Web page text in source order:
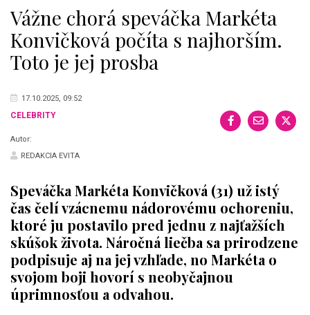
Vážne chorá speváčka Markéta
Konvičková počíta s najhorším.
Toto je jej prosba
17.10.2025, 09:52
CELEBRITY
Autor:
REDAKCIA EVITA
Speváčka Markéta Konvičková (31) už istý
čas čelí vzácnemu nádorovému ochoreniu,
ktoré ju postavilo pred jednu z najťažších
skúšok života. Náročná liečba sa prirodzene
podpisuje aj na jej vzhľade, no Markéta o
svojom boji hovorí s neobyčajnou
úprimnosťou a odvahou.